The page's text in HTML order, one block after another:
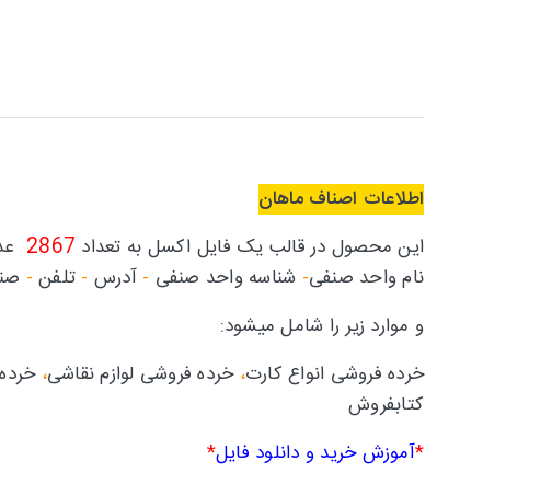
اطلاعات اصناف ماهان
این محصول در قالب یک فایل اکسل به تعداد 2867
نام واحد صنفی- شناسه واحد صنفی - آدرس - تلفن -
و موارد زیر را شامل میشود:
خرده فروشی انواع کارت، خرده فروشی لوازم نقاشی،
کتابفروش
*آموزش خرید و دانلود فایل*